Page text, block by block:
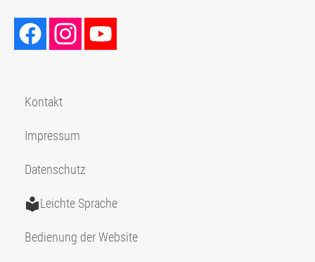
Kontakt
Impressum
Datenschutz
Leichte Sprache
Bedienung der Website